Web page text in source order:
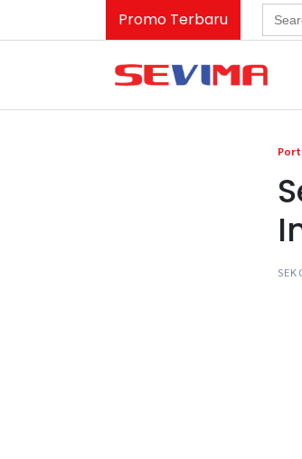
Promo Terbaru for: